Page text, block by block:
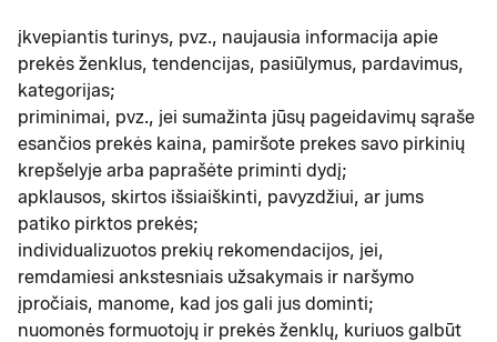
įkvepiantis turinys, pvz., naujausia informacija apie
prekės ženklus, tendencijas, pasiūlymus, pardavimus,
kategorijas;
priminimai, pvz., jei sumažinta jūsų pageidavimų sąraše
esančios prekės kaina, pamiršote prekes savo pirkinių
krepšelyje arba paprašėte priminti dydį;
apklausos, skirtos išsiaiškinti, pavyzdžiui, ar jums
patiko pirktos prekės;
individualizuotos prekių rekomendacijos, jei,
remdamiesi ankstesniais užsakymais ir naršymo
įpročiais, manome, kad jos gali jus dominti;
nuomonės formuotojų ir prekės ženklų, kuriuos galbūt